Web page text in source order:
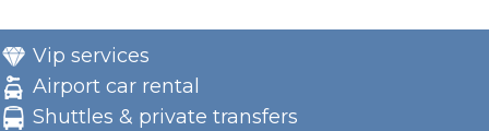
Vip services
Airport car rental
Shuttles & private transfers